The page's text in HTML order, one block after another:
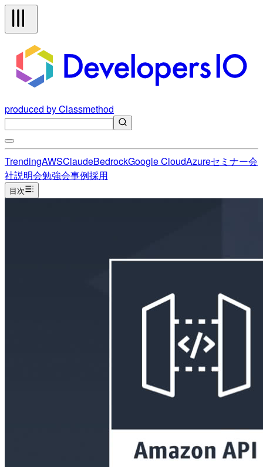
produced by Classmethod
TrendingAWSClaudeBedrockGoogle CloudAzureセミナー会
社説明会勉強会事例採用
目次